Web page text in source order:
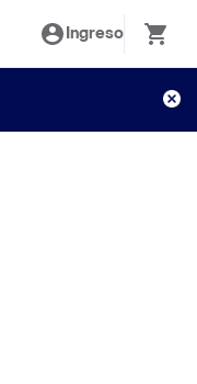
Ingreso